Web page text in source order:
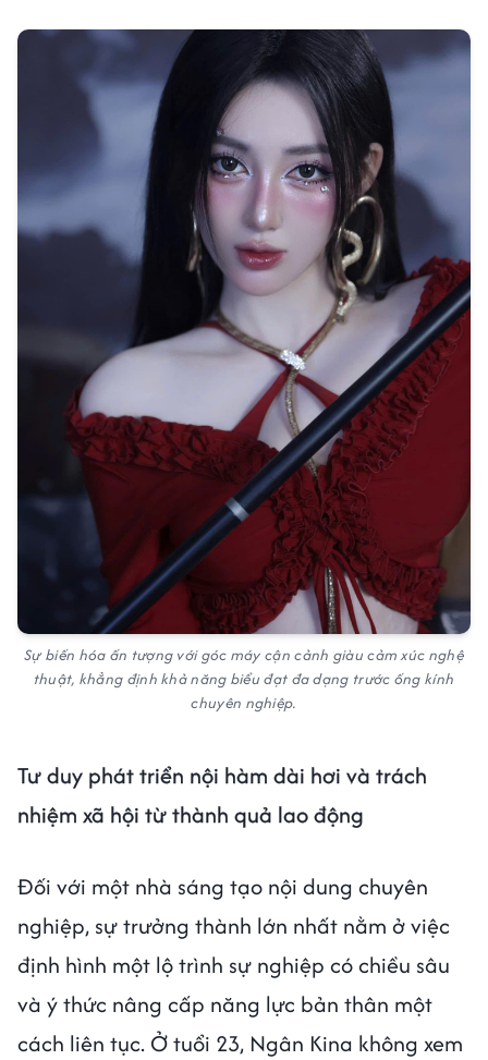
Sự biến hóa ấn tượng với góc máy cận cảnh giàu cảm xúc nghệ
thuật, khẳng định khả năng biểu đạt đa dạng trước ống kính
chuyên nghiệp.
Tư duy phát triển nội hàm dài hơi và trách
nhiệm xã hội từ thành quả lao động
Đối với một nhà sáng tạo nội dung chuyên
nghiệp, sự trưởng thành lớn nhất nằm ở việc
định hình một lộ trình sự nghiệp có chiều sâu
và ý thức nâng cấp năng lực bản thân một
cách liên tục. Ở tuổi 23, Ngân Kina không xem